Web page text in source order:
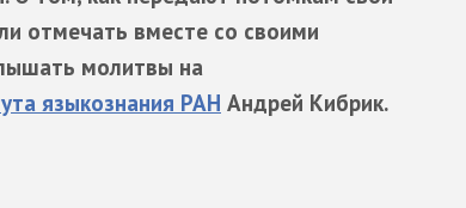
отмечать вместе со своими
молитвы на
языкознания РАН Андрей Кибрик.